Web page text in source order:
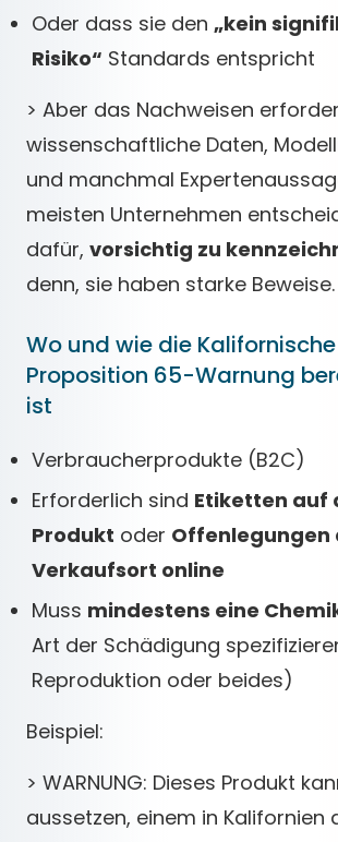
Oder dass sie den „kein
Risiko“ Standards entspricht
> Aber das Nachweisen
wissenschaftliche Daten,
und manchmal
meisten Unternehmen
dafür, vorsichtig zu
denn, sie haben starke Beweise.
Wo und wie die Kalifornische
Proposition 65-Warnung
ist
Verbraucherprodukte (B2C)
Erforderlich sind Etiketten auf
Produkt oder Offenlegungen
Verkaufsort online
Muss mindestens eine
Art der Schädigung
Reproduktion oder beides)
Beispiel:
> WARNUNG: Dieses Produkt
aussetzen, einem in Kalifornien